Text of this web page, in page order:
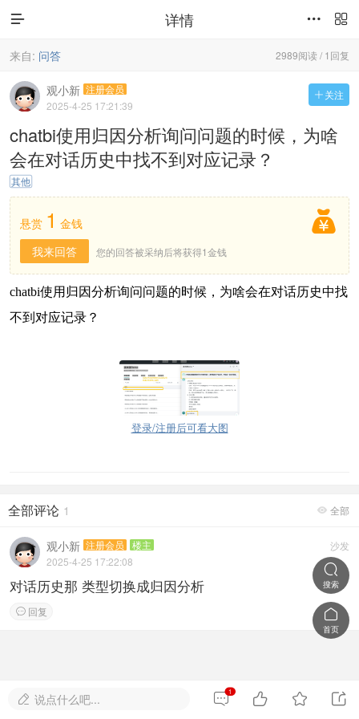
 详情 

2989阅读 / 1回复
来自: 问答
 关注
观小新 注册会员
2025-4-25 17:21:39
chatbi使用归因分析询问问题的时候，为啥
会在对话历史中找不到对应记录？
其他

悬赏 1 金钱
我来回答
您的回答被采纳后将获得1金钱
chatbi使用归因分析询问问题的时候，为啥会在对话历史中找
不到对应记录？
登录/注册后可看大图
 全部
全部评论 1
沙发
观小新 注册会员
楼主
2025-4-25 17:22:08
对话历史那 类型切换成归因分析
 回复

搜索

首页
 说点什么吧... 1   